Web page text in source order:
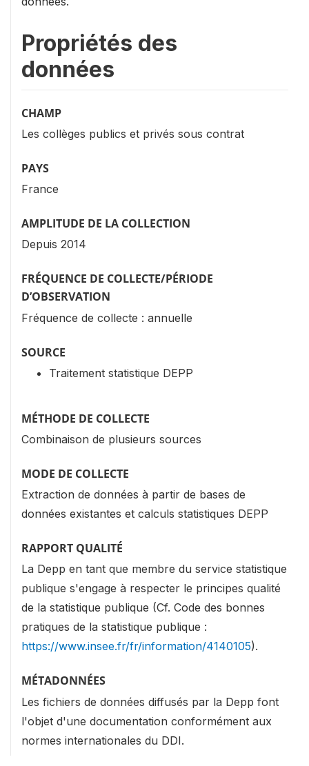
Propriétés des
données
CHAMP
Les collèges publics et privés sous contrat
PAYS
France
AMPLITUDE DE LA COLLECTION
Depuis 2014
FRÉQUENCE DE COLLECTE/PÉRIODE
D’OBSERVATION
Fréquence de collecte : annuelle
SOURCE
Traitement statistique DEPP
MÉTHODE DE COLLECTE
Combinaison de plusieurs sources
MODE DE COLLECTE
Extraction de données à partir de bases de
données existantes et calculs statistiques DEPP
RAPPORT QUALITÉ
La Depp en tant que membre du service statistique
publique s'engage à respecter le principes qualité
de la statistique publique (Cf. Code des bonnes
pratiques de la statistique publique :
https://www.insee.fr/fr/information/4140105).
MÉTADONNÉES
Les fichiers de données diffusés par la Depp font
l'objet d'une documentation conformément aux
normes internationales du DDI.